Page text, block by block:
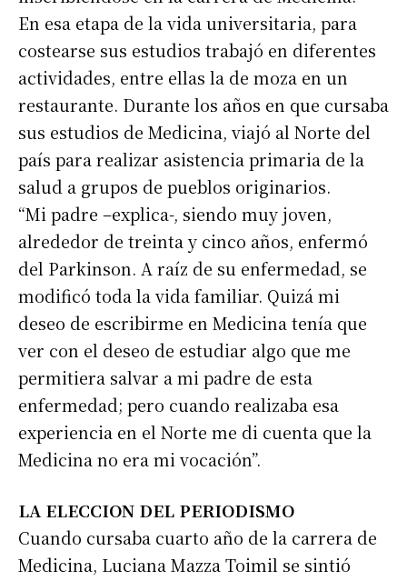
En esa etapa de la vida universitaria, para
costearse sus estudios trabajó en diferentes
actividades, entre ellas la de moza en un
restaurante. Durante los años en que cursaba
sus estudios de Medicina, viajó al Norte del
país para realizar asistencia primaria de la
salud a grupos de pueblos originarios.
“Mi padre –explica-, siendo muy joven,
alrededor de treinta y cinco años, enfermó
del Parkinson. A raíz de su enfermedad, se
modificó toda la vida familiar. Quizá mi
deseo de escribirme en Medicina tenía que
ver con el deseo de estudiar algo que me
permitiera salvar a mi padre de esta
enfermedad; pero cuando realizaba esa
experiencia en el Norte me di cuenta que la
Medicina no era mi vocación”.
LA ELECCION DEL PERIODISMO
Cuando cursaba cuarto año de la carrera de
Medicina, Luciana Mazza Toimil se sintió